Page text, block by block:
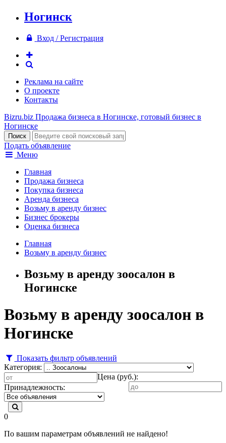
Ногинск
Вход / Регистрация
Реклама на сайте
О проекте
Контакты
Bizru.biz Продажа бизнеса в Ногинске, готовый бизнес в
Ногинске
Подать объявление
Меню
Главная
Продажа бизнеса
Покупка бизнеса
Аренда бизнеса
Возьму в аренду бизнес
Бизнес брокеры
Оценка бизнеса
Главная
Возьму в аренду бизнес
Возьму в аренду зоосалон в
Ногинске
Возьму в аренду зоосалон в
Ногинске
Показать фильтр объявлений
Категория:
Цена (руб.):
Принадлежность:
0
По вашим параметрам объявлений не найдено!